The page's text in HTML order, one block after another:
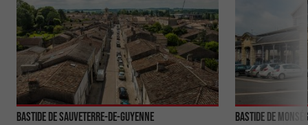
Bastide de Sauveterre-de-Guyenne Bastide de